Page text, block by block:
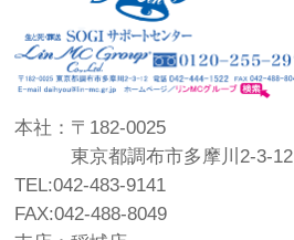
本社：〒182-0025
東京都調布市多摩川2-3-12
TEL:042-483-9141
FAX:042-488-8049